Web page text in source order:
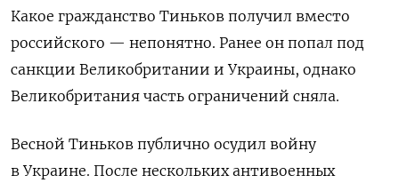
Какое гражданство Тиньков получил вместо
российского — непонятно. Ранее он попал под
санкции Великобритании и Украины, однако
Великобритания часть ограничений сняла.
Весной Тиньков публично осудил войну
в Украине. После нескольких антивоенных